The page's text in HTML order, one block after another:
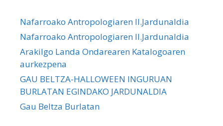
Nafarroako Antropologiaren II.Jardunaldia
Nafarroako Antropologiaren II.Jardunaldia
Arakilgo Landa Ondarearen Katalogoaren
aurkezpena
GAU BELTZA-HALLOWEEN INGURUAN
BURLATAN EGINDAKO JARDUNALDIA
Gau Beltza Burlatan